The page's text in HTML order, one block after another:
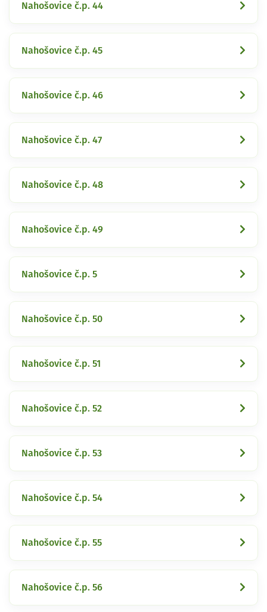
Nahošovice č.p. 44
Nahošovice č.p. 45
Nahošovice č.p. 46
Nahošovice č.p. 47
Nahošovice č.p. 48
Nahošovice č.p. 49
Nahošovice č.p. 5
Nahošovice č.p. 50
Nahošovice č.p. 51
Nahošovice č.p. 52
Nahošovice č.p. 53
Nahošovice č.p. 54
Nahošovice č.p. 55
Nahošovice č.p. 56